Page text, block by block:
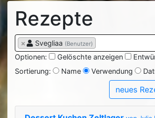
Rezepte
× Svegliaa (Benutzer)
Optionen: Gelöschte anzeigen
Sortierung:
Name Verwendung
neues